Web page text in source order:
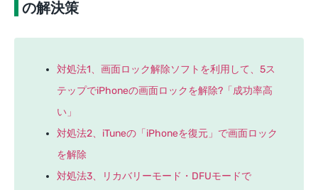
の解決策
対処法1、画面ロック解除ソフトを利用して、5ス
テップでiPhoneの画面ロックを解除?「成功率高
い」
対処法2、iTuneの「iPhoneを復元」で画面ロック
を解除
対処法3、リカバリーモード・DFUモードで